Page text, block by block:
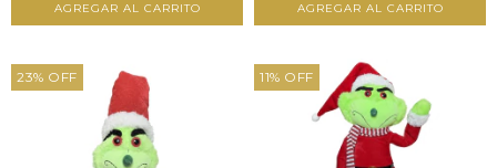
23% OFF 11% OFF